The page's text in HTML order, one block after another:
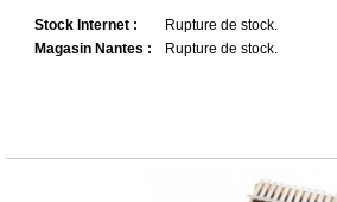
Stock Internet :
Rupture de stock.
Magasin Nantes :
Rupture de stock.